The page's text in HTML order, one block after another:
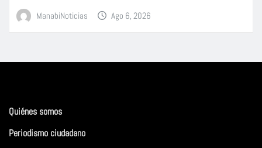
ManabiNoticias Ago 6, 2026
Quiénes somos
Periodismo ciudadano